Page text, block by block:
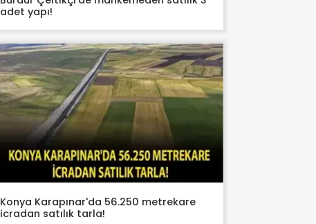
adet yapı!
Konya Karapınar'da 56.250 metrekare
icradan satılık tarla!